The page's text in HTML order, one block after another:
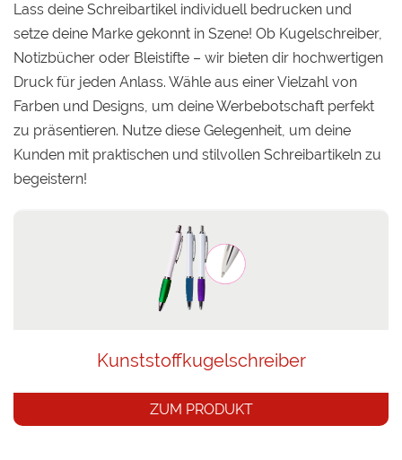
Lass deine Schreibartikel individuell bedrucken und
setze deine Marke gekonnt in Szene! Ob Kugelschreiber,
Notizbücher oder Bleistifte – wir bieten dir hochwertigen
Druck für jeden Anlass. Wähle aus einer Vielzahl von
Farben und Designs, um deine Werbebotschaft perfekt
zu präsentieren. Nutze diese Gelegenheit, um deine
Kunden mit praktischen und stilvollen Schreibartikeln zu
begeistern!
Kunststoffkugelschreiber
ZUM PRODUKT